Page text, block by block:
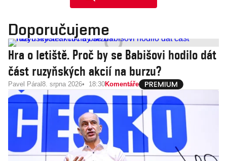
Doporučujeme
Hra o letiště. Proč by se Babišovi hodilo dát
část ruzyňských akcií na burzu?
Pavel Páral 8. srpna 2026 18:30Komentáře